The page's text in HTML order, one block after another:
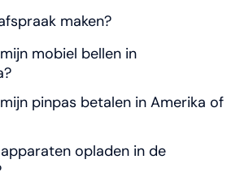
maken?
mobiel bellen in
pinpas betalen in Amerika of
opladen in de